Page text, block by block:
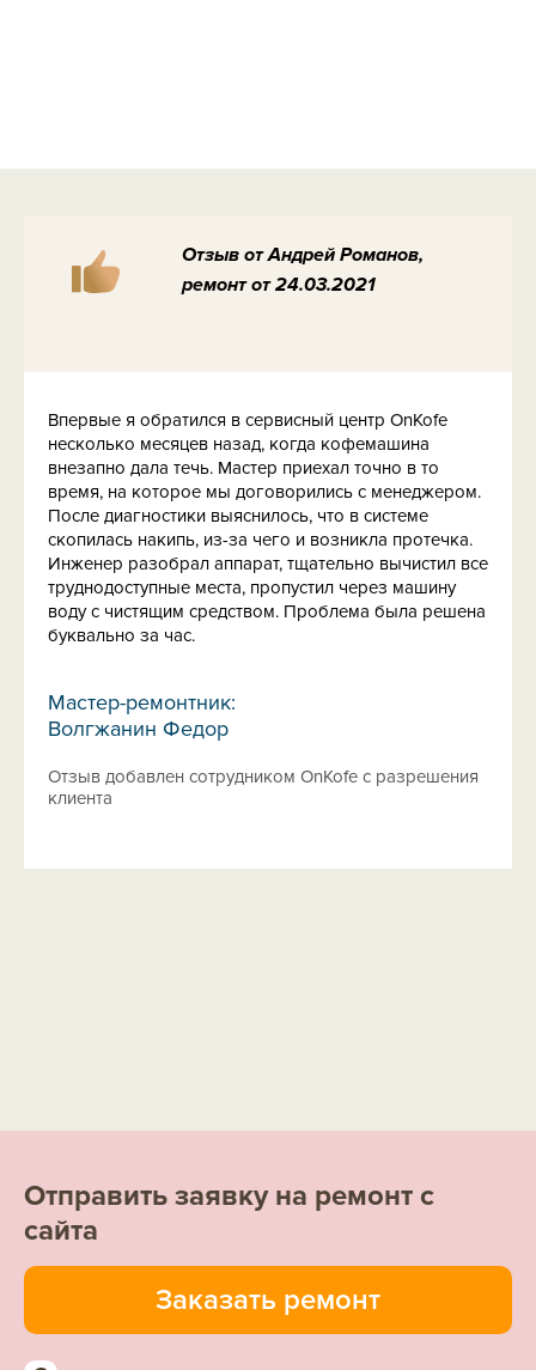
Отзыв от Андрей Романов,
ремонт от 24.03.2021
Впервые я обратился в сервисный центр OnKofe
несколько месяцев назад, когда кофемашина
внезапно дала течь. Мастер приехал точно в то
время, на которое мы договорились с менеджером.
После диагностики выяснилось, что в системе
скопилась накипь, из-за чего и возникла протечка.
Инженер разобрал аппарат, тщательно вычистил все
труднодоступные места, пропустил через машину
воду с чистящим средством. Проблема была решена
буквально за час.
Мастер-ремонтник:
Волгжанин Федор
Отзыв добавлен сотрудником OnKofe с разрешения
клиента
Отправить заявку на ремонт с
сайта
Заказать ремонт